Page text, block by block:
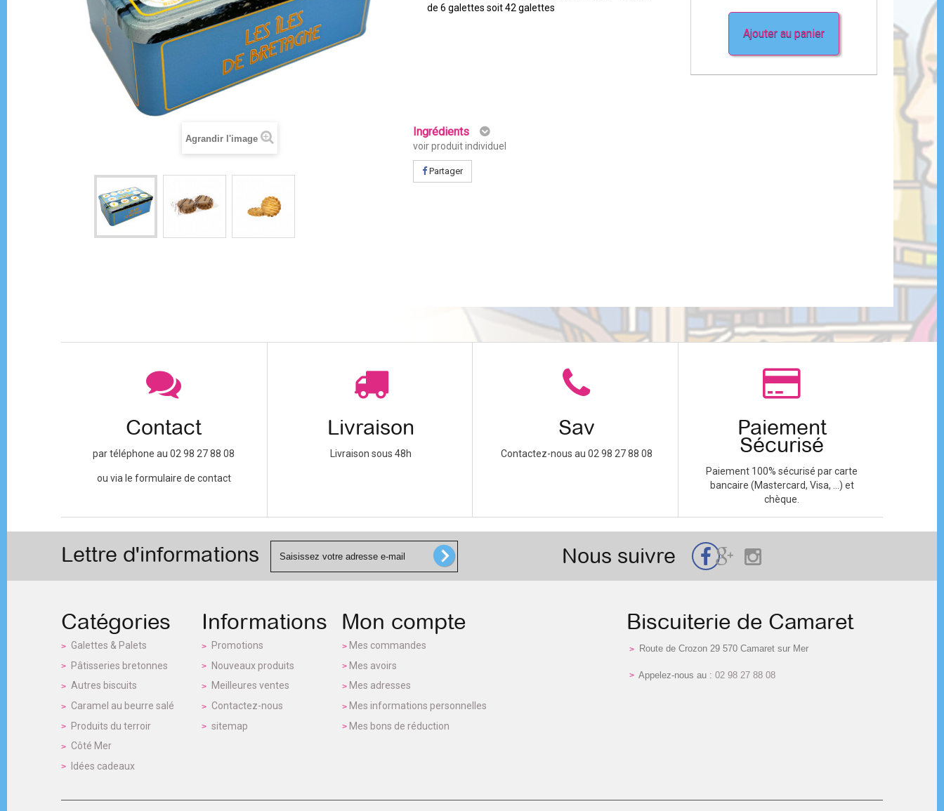
Agrandir l'image
de 6 galettes soit 42 galettes
Ingrédients
voir produit individuel
Partager
Ajouter au panier
Contact
par téléphone au 02 98 27 88 08
ou via le formulaire de contact
Livraison
Livraison sous 48h
Sav
Contactez-nous au 02 98 27 88 08
Paiement
Sécurisé
Paiement 100% sécurisé par carte
bancaire (Mastercard, Visa, ...) et
chèque.
Lettre d'informations Nous suivre
Catégories
Galettes & Palets
Pâtisseries bretonnes
Autres biscuits
Caramel au beurre salé
Produits du terroir
Côté Mer
Idées cadeaux
Informations
Promotions
Nouveaux produits
Meilleures ventes
Contactez-nous
sitemap
Mon compte
Mes commandes
Mes avoirs
Mes adresses
Mes informations personnelles
Mes bons de réduction
Biscuiterie de Camaret
Route de Crozon 29 570 Camaret sur Mer
Appelez-nous au : 02 98 27 88 08